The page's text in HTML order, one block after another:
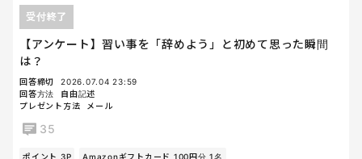
【アンケート】習い事を「辞めよう」と初めて思った瞬間
は？
受付終了
回答締切
2026.07.04 23:59
回答方法
自由記述
プレゼント方法
メール
35
ポイント 3P Amazonギフトカード 100円分 1名